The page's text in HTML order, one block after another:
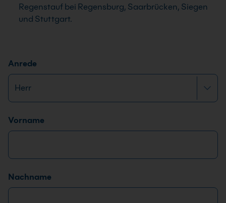
Regenstauf bei Regensburg, Saarbrücken, Siegen
und Stuttgart.
Anrede
Name*
Vorname
Nachname